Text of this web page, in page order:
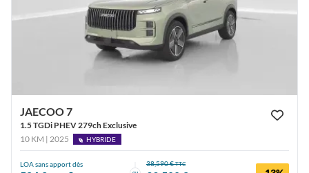
JAECOO 7
1.5 TGDi PHEV 279ch Exclusive
10 KM | 2025
HYBRIDE
LOA sans apport dès 38,590 €TTC